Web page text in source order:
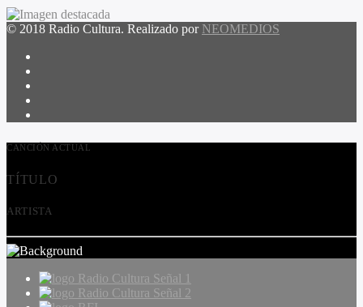
© 2018 Radio Cultura. Realizado por NEOMEDIOS
CANCIÓN ACTUAL
TÍTULO
ARTISTA
Radio Cultura Señal 1
Radio Cultura Señal 2